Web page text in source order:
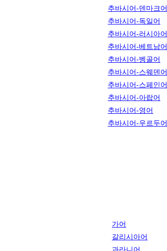
추바시어-덴마크어
추바시어-독일어
추바시어-러시아어
추바시어-베트남어
추바시어-벵골어
추바시어-스웨덴어
추바시어-스페인어
추바시어-아랍어
추바시어-영어
추바시어-우르두어
가어
갈리시아어